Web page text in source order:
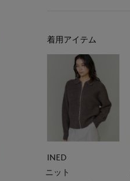
着用アイテム
INED
ニット